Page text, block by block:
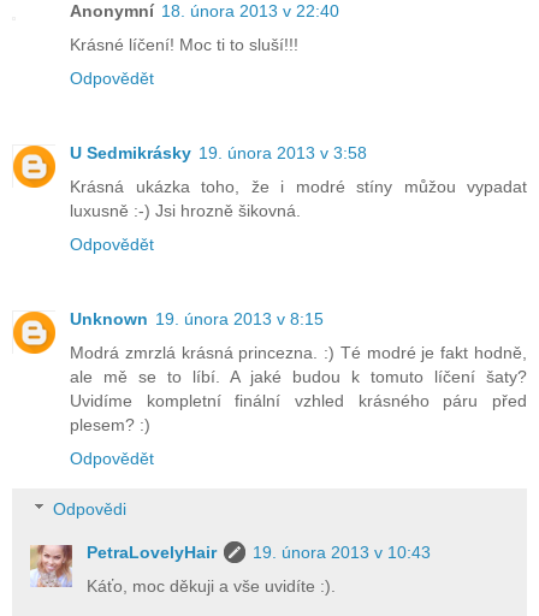
Anonymní 18. února 2013 v 22:40
Krásné líčení! Moc ti to sluší!!!
Odpovědět
U Sedmikrásky 19. února 2013 v 3:58
Krásná ukázka toho, že i modré stíny můžou vypadat
luxusně :-) Jsi hrozně šikovná.
Odpovědět
Unknown 19. února 2013 v 8:15
Modrá zmrzlá krásná princezna. :) Té modré je fakt hodně,
ale mě se to líbí. A jaké budou k tomuto líčení šaty?
Uvidíme kompletní finální vzhled krásného páru před
plesem? :)
Odpovědět
Odpovědi
PetraLovelyHair
19. února 2013 v 10:43
Káťo, moc děkuji a vše uvidíte :).